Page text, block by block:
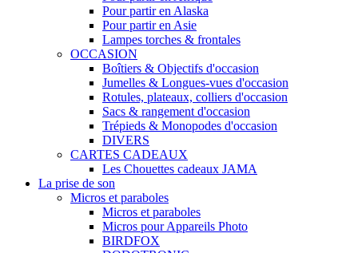
Pour partir en Alaska
Pour partir en Asie
Lampes torches & frontales
OCCASION
Boîtiers & Objectifs d'occasion
Jumelles & Longues-vues d'occasion
Rotules, plateaux, colliers d'occasion
Sacs & rangement d'occasion
Trépieds & Monopodes d'occasion
DIVERS
CARTES CADEAUX
Les Chouettes cadeaux JAMA
La prise de son
Micros et paraboles
Micros et paraboles
Micros pour Appareils Photo
BIRDFOX